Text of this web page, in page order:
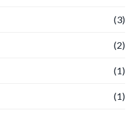
(3)
(2)
(1)
(1)